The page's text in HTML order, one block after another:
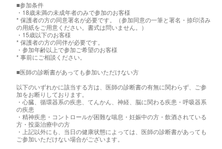
■参加条件
・18歳未満の未成年者のみで参加のお客様
* 保護者の方の同意署名が必要です。（参加同意の一筆と署名・捺印済み
の用紙をご用意ください。書式は問いません。）
・15歳以下のお客様
* 保護者の方の同伴が必要です。
・参加年齢以上で参加ご希望のお客様
* 事前にご相談ください。
■医師の診断書があっても参加いただけない方
以下のいずれかに該当する方は、医師の診断書の有無に関わらず、ご参
加をお断りしております。
・心臓、循環器系の疾患、てんかん、神経、脳に関わる疾患・呼吸器系
の疾患
・精神疾患・コントロールが困難な喘息・妊娠中の方・飲酒されている
方・投薬治療中の方
・上記以外にも、当日の健康状態によっては、医師の診断書があっても
ご参加いただけない場合がございます。